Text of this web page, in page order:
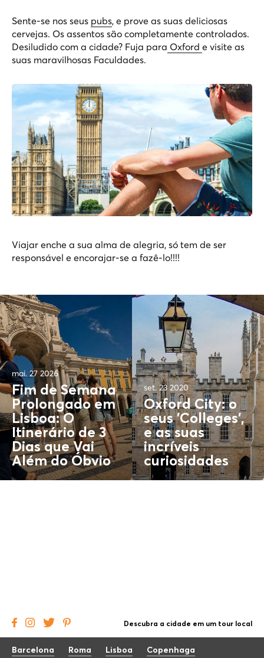
Sente-se nos seus pubs, e prove as suas deliciosas
cervejas. Os assentos são completamente controlados.
Desiludido com a cidade? Fuja para Oxford e visite as
suas maravilhosas Faculdades.
Viajar enche a sua alma de alegria, só tem de ser
responsável e encorajar-se a fazê-lo!!!!
mai. 27 2026
Fim de Semana
Prolongado em
Lisboa: O
Itinerário de 3
Dias que Vai
Além doÓbvio
set. 23 2020
Oxford City: o
seus 'Colleges',
e as suas
incríveis
curiosidades
Descubra a cidade em um tour local
Barcelona Roma Lisboa Copenhaga